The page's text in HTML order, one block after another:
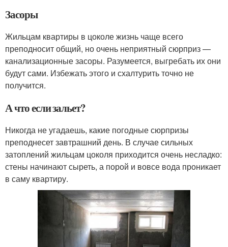
Засоры
Жильцам квартиры в цоколе жизнь чаще всего
преподносит общий, но очень неприятный сюрприз —
канализационные засоры. Разумеется, выгребать их они
будут сами. Избежать этого и схалтурить точно не
получится.
А что если зальет?
Никогда не угадаешь, какие погодные сюрпризы
преподнесет завтрашний день. В случае сильных
затоплений жильцам цоколя приходится очень несладко:
стены начинают сыреть, а порой и вовсе вода проникает
в саму квартиру.